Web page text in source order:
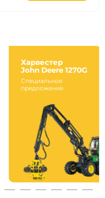
Харвестер
John Deere 1270G
Специальное
предложение